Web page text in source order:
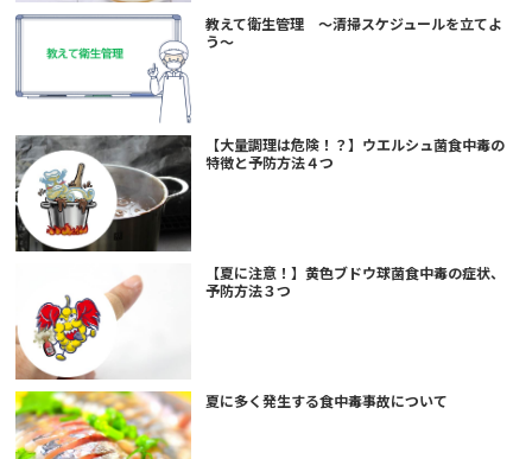
教えて衛生管理 ～清掃スケジュールを立てよ
う～
【大量調理は危険！？】ウエルシュ菌食中毒の
特徴と予防方法４つ
【夏に注意！】黄色ブドウ球菌食中毒の症状、
予防方法３つ
夏に多く発生する食中毒事故について